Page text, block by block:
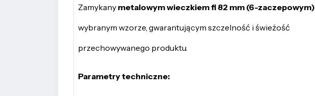
Zamykany metalowym wieczkiem fi 82 mm (6-zaczepowym)
wybranym wzorze, gwarantującym szczelność i świeżość
przechowywanego produktu.
Parametry techniczne: